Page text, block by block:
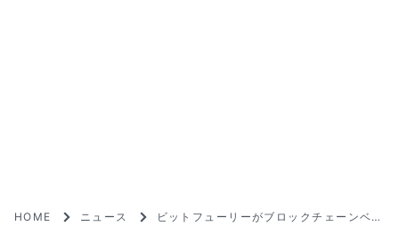
HOME ニュース
ビットフューリーがブロックチェーンベー